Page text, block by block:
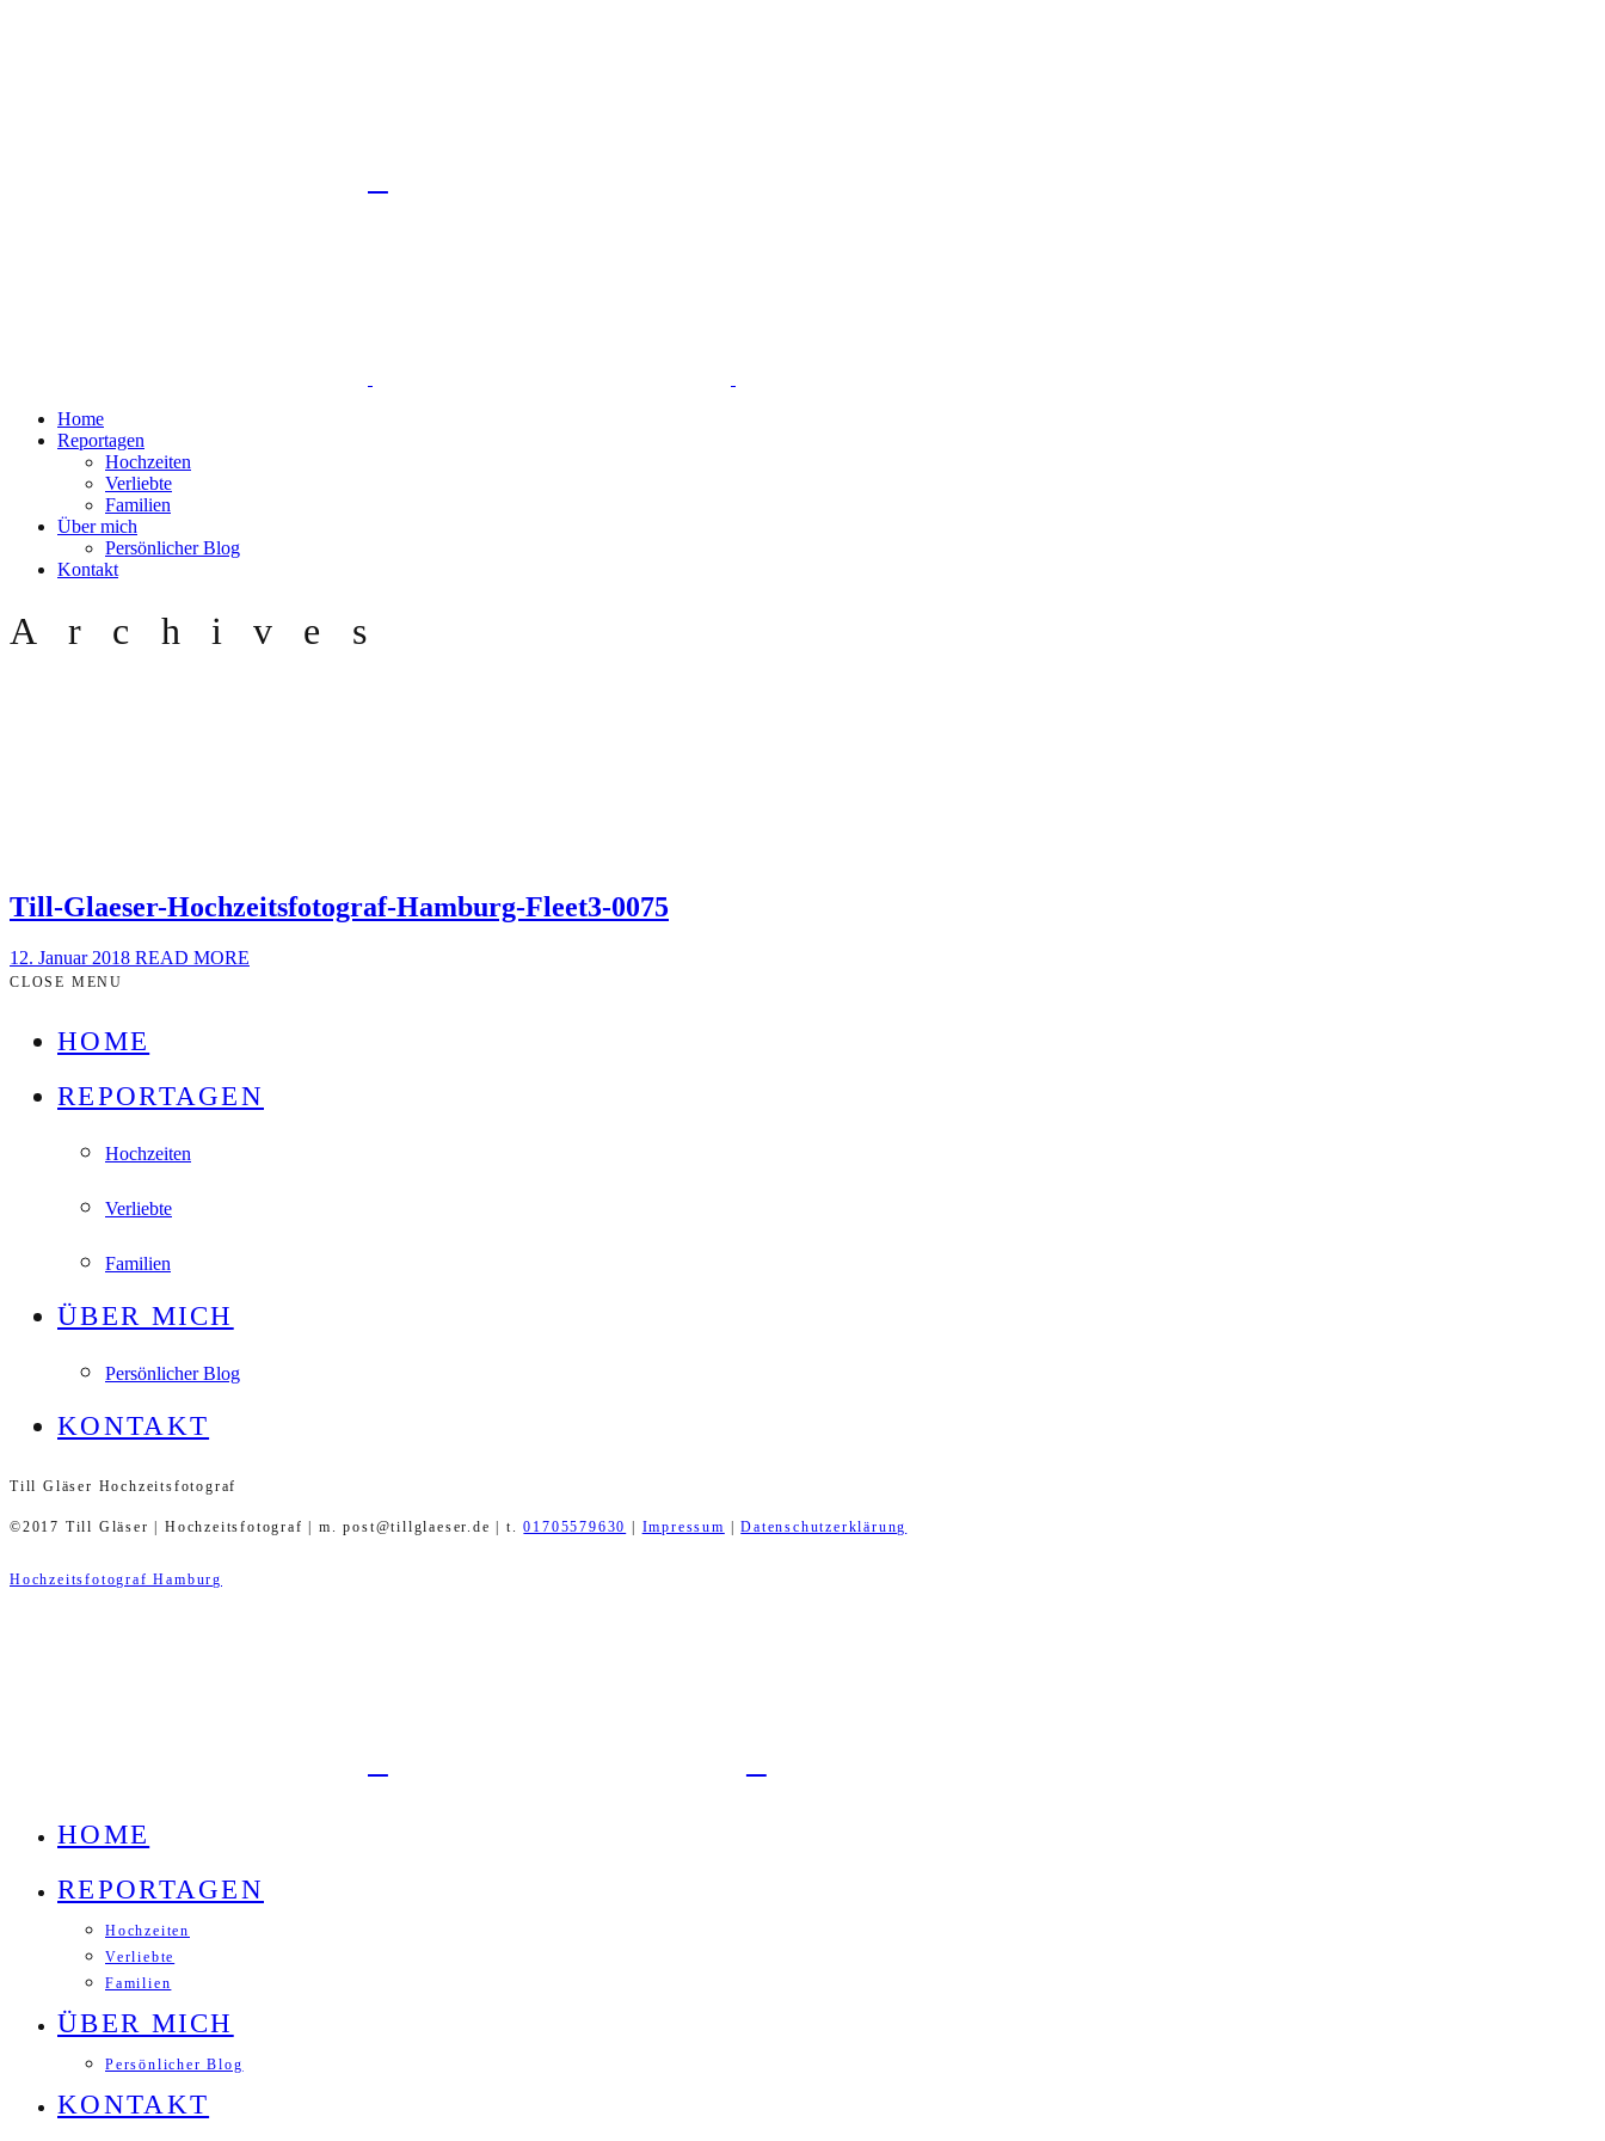
Home
Reportagen
Hochzeiten
Verliebte
Familien
Über mich
Persönlicher Blog
Kontakt
Archives
Till-Glaeser-Hochzeitsfotograf-Hamburg-Fleet3-0075
12. Januar 2018 READ MORE
CLOSE MENU
HOME
REPORTAGEN
Hochzeiten
Verliebte
Familien
ÜBER MICH
Persönlicher Blog
KONTAKT
Till Gläser Hochzeitsfotograf
©2017 Till Gläser | Hochzeitsfotograf | m. post@tillglaeser.de | t.01705579630 | Impressum |Datenschutzerklärung
Hochzeitsfotograf Hamburg
HOME
REPORTAGEN
Hochzeiten
Verliebte
Familien
ÜBER MICH
Persönlicher Blog
KONTAKT